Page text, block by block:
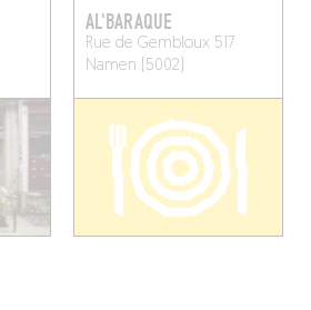
AL'BARAQUE
Rue de Gembloux 517
Namen (5002)